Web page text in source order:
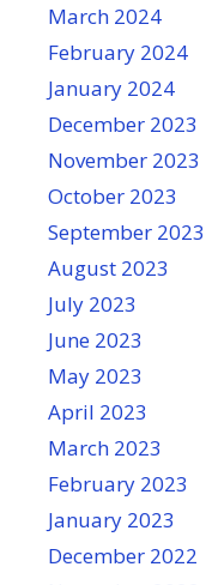
March 2024
February 2024
January 2024
December 2023
November 2023
October 2023
September 2023
August 2023
July 2023
June 2023
May 2023
April 2023
March 2023
February 2023
January 2023
December 2022